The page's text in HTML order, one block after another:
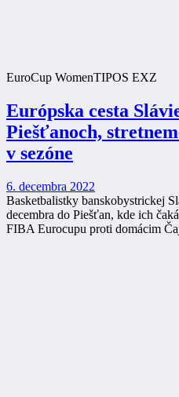
EuroCup WomenTIPOS EXZ
Európska cesta
Piešťanoch,
v sezóne
6. decembra 2022
Basketbalistky banskobystrickej
decembra do Piešťan, kde ich
FIBA Eurocupu proti domácim